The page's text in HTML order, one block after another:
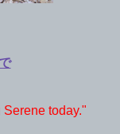
Serene today."